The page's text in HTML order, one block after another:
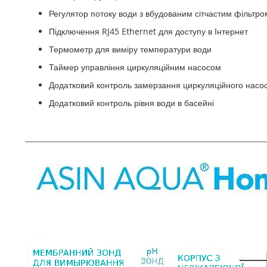
Регулятор потоку води з вбудованим сітчастим
Підключення RJ45 Ethernet для доступу в Інтернет
Термометр для виміру температури води
Таймер управління циркуляційним насосом
Додатковий контроль замерзання циркуляційного
Додатковий контроль рівня води в басейні